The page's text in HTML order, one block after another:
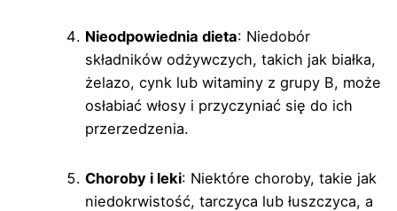
Nieodpowiednia dieta: Niedobór
składników odżywczych, takich jak białka,
żelazo, cynk lub witaminy z grupy B, może
osłabiać włosy i przyczyniać się do ich
przerzedzenia.
Choroby i leki: Niektóre choroby, takie jak
niedokrwistość, tarczyca lub łuszczyca, a